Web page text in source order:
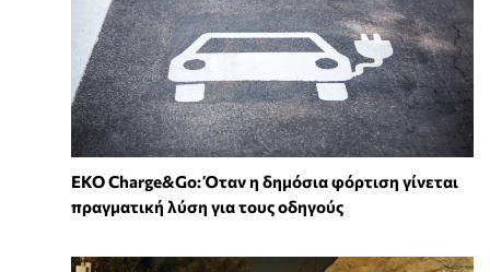
EKO Charge&Go: Όταν η δημόσια φόρτιση γίνεται
πραγματική λύση για τους οδηγούς